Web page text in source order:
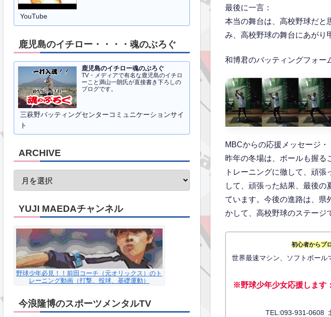
最後に一言：
本当の舞台は、高校野球だと
み、高校野球の舞台にあがり
和博君のバッティングフォー
MBCからの応援メッセージ・
昨年の冬場は、ボールも握る
トレーニングに徹して、頑
して、頑張った結果、最後
ています。今後の進路は、県
かして、高校野球のステージ
初心者からプ
世界最速マシン、ソフトボール
※野球少年少女応援します：
TEL:093-931-0608
YouTube
鹿児島のイチロー・・・・魂のぶろぐ
鹿児島のイチロー魂のぶろぐ
TV・メディアで有名な鹿児島のイチロ
ーこと満山一朗氏が直接書き下ろしの
ブログです。
三萩野バッティングセンターコミュニケーションサイ
ト
ARCHIVE
YUJI MAEDAチャンネル
野球少年必見！！前田コーチ（元オリックス）のト
レーニング動画（打撃、投球、基礎運動）
今浪隆博のスポーツメンタルTV